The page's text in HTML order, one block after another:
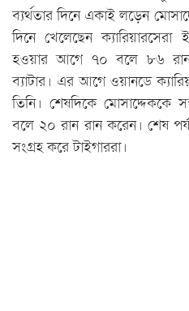
ব্যর্থতার দিনে একাই লড়েন
দিনে খেলেছেন ক্যারিয়ারসেরা
হওয়ার আগে ৭০ বলে ৮৬
ব্যাটার। এর আগে ওয়ানডে
তিনি। শেষদিকে
বলে ২০ রান রান করেন। শেষ
সংগ্রহ করে টাইগাররা।